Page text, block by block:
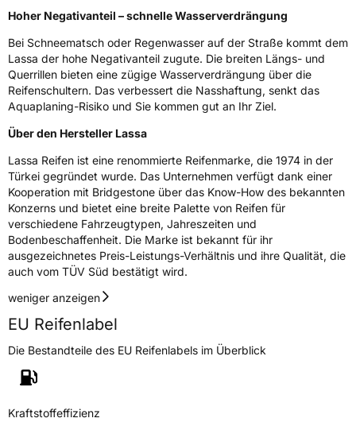
C-ReifenJa
EU Label
EffizienzD
NasshaftungB
Rollgeräusch (Klasse)B
Rollgeräusch (dB)
75
FahrzeugklasseC2
3PMSF / Schneeflockensymbol / Alpine-Symbol
Eisgrip
Nein
Allgemeine Produktsicherheit (GPSR)
Herstellerkontakt
Hoher Negativanteil – schnelle Wasserverdrängung
Bei Schneematsch oder Regenwasser auf der Straße kommt dem
Lassa der hohe Negativanteil zugute. Die breiten Längs- und
Querrillen bieten eine zügige Wasserverdrängung über die
Reifenschultern. Das verbessert die Nasshaftung, senkt das
Aquaplaning-Risiko und Sie kommen gut an Ihr Ziel.
Über den Hersteller Lassa
Lassa Reifen ist eine renommierte Reifenmarke, die 1974 in der
Türkei gegründet wurde. Das Unternehmen verfügt dank einer
Kooperation mit Bridgestone über das Know-How des bekannten
Konzerns und bietet eine breite Palette von Reifen für
verschiedene Fahrzeugtypen, Jahreszeiten und
Bodenbeschaffenheit. Die Marke ist bekannt für ihr
ausgezeichnetes Preis-Leistungs-Verhältnis und ihre Qualität, die
auch vom TÜV Süd bestätigt wird.
weniger anzeigen
EU Reifenlabel
Die Bestandteile des EU Reifenlabels im Überblick
Kraftstoffeffizienz